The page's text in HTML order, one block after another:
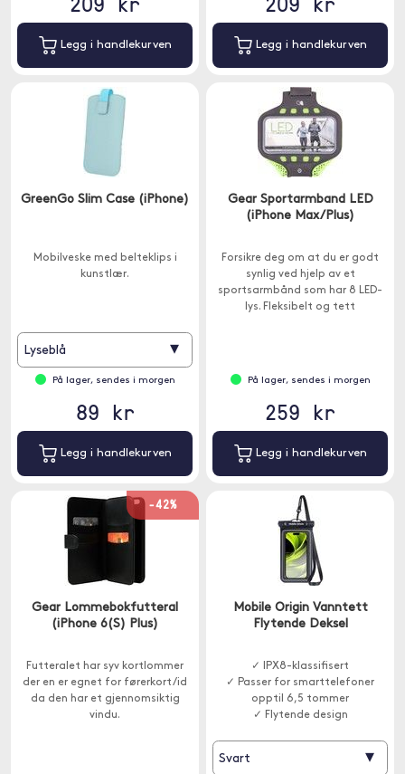
Legg i handlekurven Legg i handlekurven
GreenGo Slim Case (iPhone)
Mobilveske med belteklips i
kunstlær.
Lyseblå ▾
På lager, sendes i morgen
89 kr
Legg i handlekurven
Gear Sportarmband LED
(iPhone Max/Plus)
Forsikre deg om at du er godt
synlig ved hjelp av et
sportsarmbånd som har 8 LED-
lys. Fleksibelt og tett
forskjellige hastigheter.
På lager, sendes i morgen
259 kr
Legg i handlekurven
-42%
Gear Lommebokfutteral
(iPhone 6(S) Plus)
Futteralet har syv kortlommer
der en er egnet for førerkort/id
da den har et gjennomsiktig
vindu.
Mobile Origin Vanntett
Flytende Deksel
✓ IPX8-klassifisert
✓ Passer for smarttelefoner
opptil 6,5 tommer
✓ Flytende design
Svart ▾